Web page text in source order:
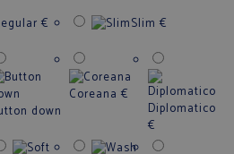
€ Slim €
down
Coreana €
Diplomatico
€